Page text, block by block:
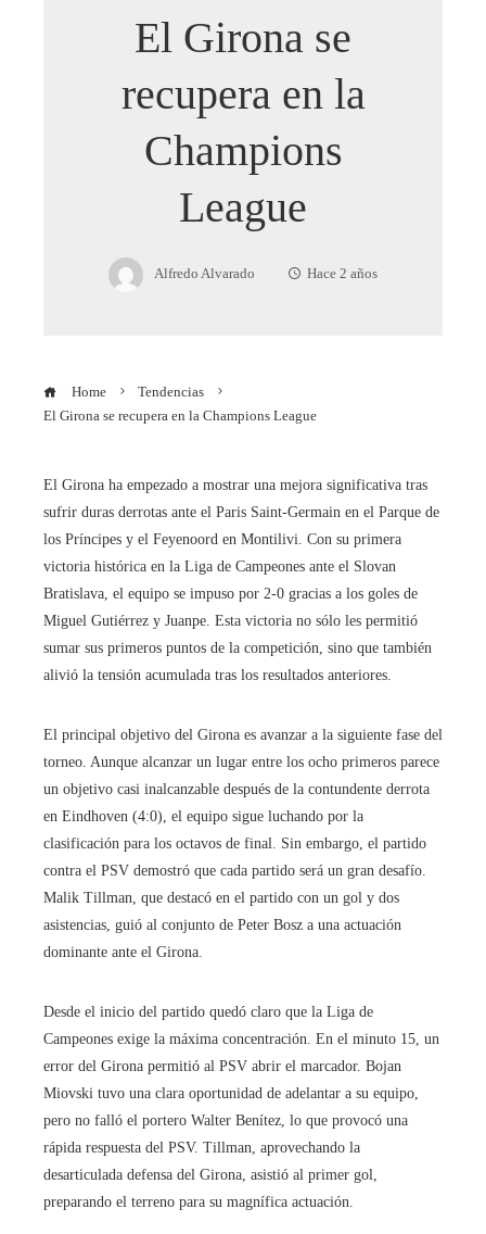
El Girona se
recupera en la
Champions
League
Alfredo Alvarado Hace 2 años
Home
Tendencias
El Girona se recupera en la Champions League
El Girona ha empezado a mostrar una mejora significativa tras
sufrir duras derrotas ante el Paris Saint-Germain en el Parque de
los Príncipes y el Feyenoord en Montilivi. Con su primera
victoria histórica en la Liga de Campeones ante el Slovan
Bratislava, el equipo se impuso por 2-0 gracias a los goles de
Miguel Gutiérrez y Juanpe. Esta victoria no sólo les permitió
sumar sus primeros puntos de la competición, sino que también
alivió la tensión acumulada tras los resultados anteriores.
El principal objetivo del Girona es avanzar a la siguiente fase del
torneo. Aunque alcanzar un lugar entre los ocho primeros parece
un objetivo casi inalcanzable después de la contundente derrota
en Eindhoven (4:0), el equipo sigue luchando por la
clasificación para los octavos de final. Sin embargo, el partido
contra el PSV demostró que cada partido será un gran desafío.
Malik Tillman, que destacó en el partido con un gol y dos
asistencias, guió al conjunto de Peter Bosz a una actuación
dominante ante el Girona.
Desde el inicio del partido quedó claro que la Liga de
Campeones exige la máxima concentración. En el minuto 15, un
error del Girona permitió al PSV abrir el marcador. Bojan
Miovski tuvo una clara oportunidad de adelantar a su equipo,
pero no falló el portero Walter Benítez, lo que provocó una
rápida respuesta del PSV. Tillman, aprovechando la
desarticulada defensa del Girona, asistió al primer gol,
preparando el terreno para su magnífica actuación.